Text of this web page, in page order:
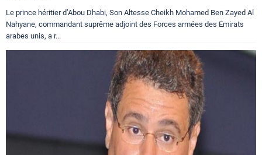
Le prince héritier d’Abou Dhabi, Son Altesse Cheikh Mohamed Ben Zayed Al
Nahyane, commandant suprême adjoint des Forces armées des Emirats
arabes unis, a r...